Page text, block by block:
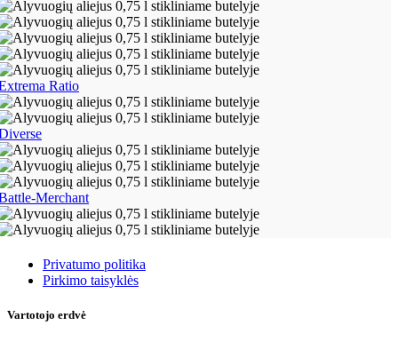
Ratio
Merchant
Taisyklės
Privatumo politika
Pirkimo taisyklės
Vartotojo erdvė